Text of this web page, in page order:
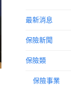
最新消息
保險新聞
保險類
保險事業